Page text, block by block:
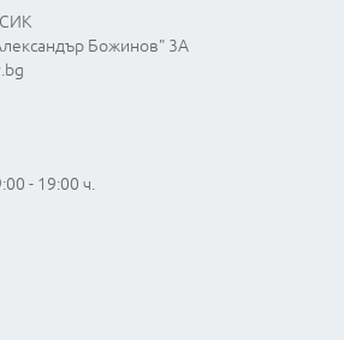
Божинов" 3А
- 19:00 ч.